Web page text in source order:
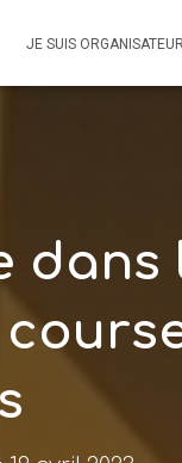
JE SUIS ORGANISATEUR
dans